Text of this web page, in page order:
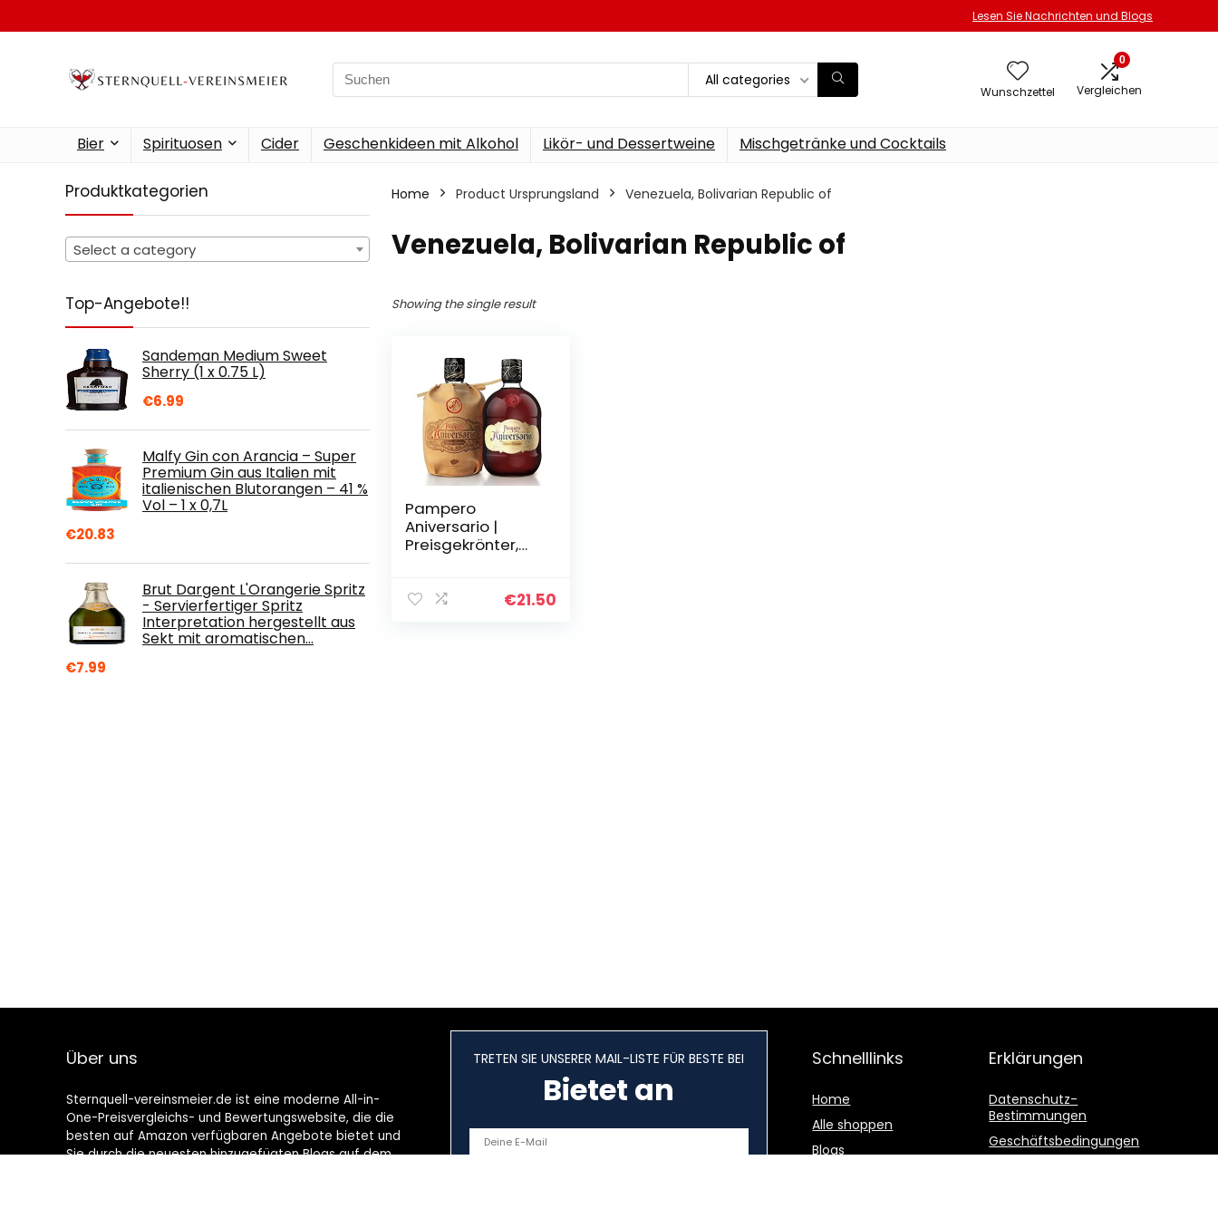
Lesen Sie Nachrichten und Blogs
Search
for:
All categories
Wunschzettel
0
Vergleichen
Bier Spirituosen Cider Geschenkideen mit Alkohol Likör- und Dessertweine Mischgetränke und Cocktails
Produktkategorien
Select a category
Top-Angebote!!
Sandeman Medium Sweet
Sherry (1 x 0.75 L)
€6.99
Malfy Gin con Arancia – Super
Premium Gin aus Italien mit
italienischen Blutorangen – 41 %
Vol – 1 x 0,7L
€20.83
Brut Dargent L'Orangerie Spritz
- Servierfertiger Spritz
Interpretation hergestellt aus
Sekt mit aromatischen…
€7.99
Home Product Ursprungsland ‎Venezuela, Bolivarian Republic of
‎Venezuela, Bolivarian Republic of
Showing the single result
Pampero
Aniversario |
Preisgekrönter,
Blend | blended in
€21.50
Über uns
Sternquell-vereinsmeier.de ist eine moderne All-in-
One-Preisvergleichs- und Bewertungswebsite, die die
besten auf Amazon verfügbaren Angebote bietet und
Sie durch die neuesten hinzugefügten Blogs auf dem
TRETEN SIE UNSERER MAIL-LISTE FÜR BESTE BEI
Bietet an
Schnelllinks
Home
Alle shoppen
Blogs
Erklärungen
Datenschutz-
Bestimmungen
Geschäftsbedingungen